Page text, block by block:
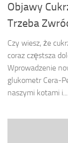
Objawy
Trzeba
Czy wiesz, że
coraz częstsza
Wprowadzenie
glukometr Cera-
naszymi kotami i...